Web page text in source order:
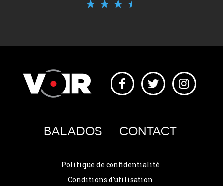
BALADOS CONTACT
Politique de confidentialité
Conditions d'utilisation